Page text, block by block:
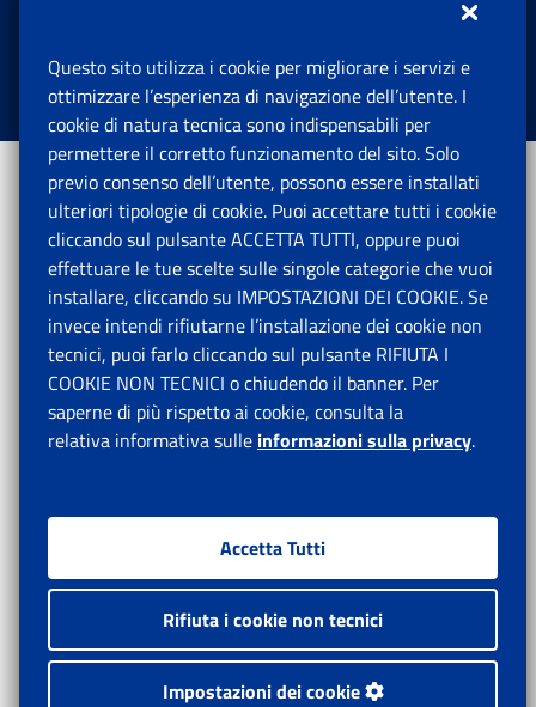
Istituto Nazionale Previdenza Sociale.
Tutti i diritti riservati.
Questo sito utilizza i cookie per migliorare i servizi e
ottimizzare l’esperienza di navigazione dell’utente. I
cookie di natura tecnica sono indispensabili per
permettere il corretto funzionamento del sito. Solo
previo consenso dell’utente, possono essere installati
ulteriori tipologie di cookie. Puoi accettare tutti i cookie
cliccando sul pulsante ACCETTA TUTTI, oppure puoi
effettuare le tue scelte sulle singole categorie che vuoi
installare, cliccando su IMPOSTAZIONI DEI COOKIE. Se
invece intendi rifiutarne l’installazione dei cookie non
tecnici, puoi farlo cliccando sul pulsante RIFIUTA I
COOKIE NON TECNICI o chiudendo il banner. Per
saperne di più rispetto ai cookie, consulta la
relativa informativa sulle informazioni sulla privacy.
Accetta Tutti
Rifiuta i cookie non tecnici
Impostazioni dei cookie